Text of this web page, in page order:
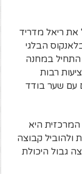
ריאל מדריד
הבלגי
התחיל במחנה
בפציעות רבות
עם שער בודד
היא
קבוצה
גבול היכולת